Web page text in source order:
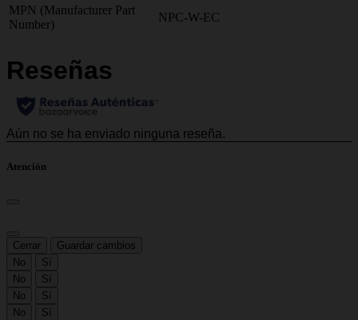
MPN (Manufacturer Part
Number)
NPC-W-EC
Atención
Cerrar
Guardar cambios
No
Sí
No
Sí
No
Sí
No
Sí